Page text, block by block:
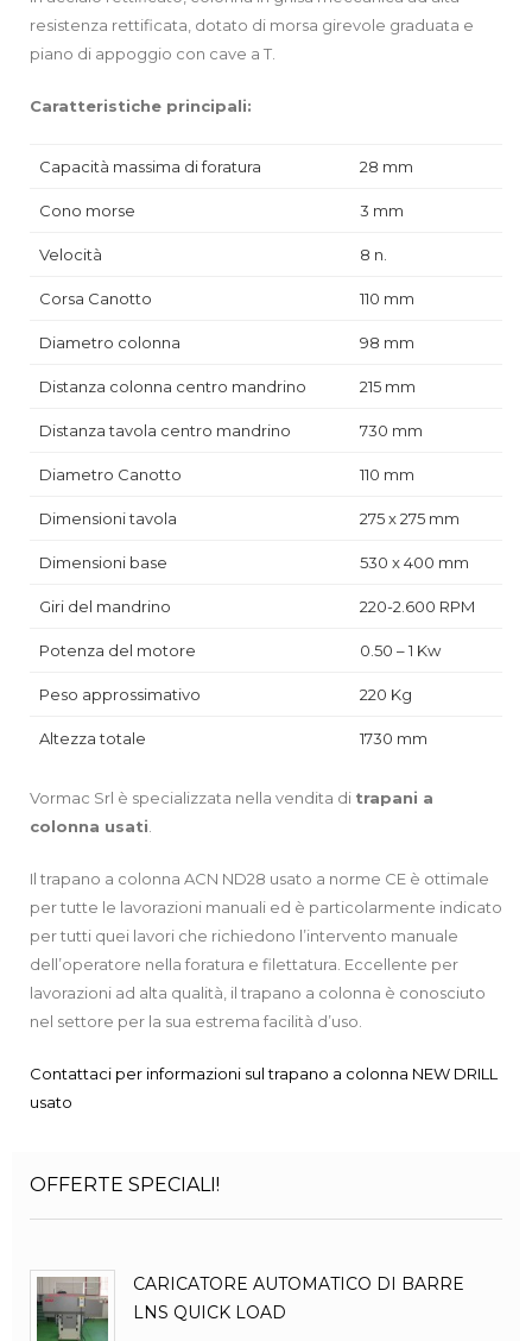
resistenza rettificata, dotato di morsa girevole graduata e
piano di appoggio con cave a T.
Caratteristiche principali:
Capacità massima di foratura 28 mm
Cono morse 3 mm
Velocità 8 n.
Corsa Canotto 110 mm
Diametro colonna 98 mm
Distanza colonna centro mandrino 215 mm
Distanza tavola centro mandrino 730 mm
Diametro Canotto 110 mm
Dimensioni tavola 275 x 275 mm
Dimensioni base 530 x 400 mm
Giri del mandrino 220-2.600 RPM
Potenza del motore 0.50 – 1 Kw
Peso approssimativo 220 Kg
Altezza totale 1730 mm
Vormac Srl è specializzata nella vendita di trapani a
colonna usati
Il trapano a colonna ACN ND28 usato a norme CE è ottimale
per tutte le lavorazioni manuali ed è particolarmente indicato
per tutti quei lavori che richiedono l’intervento manuale
dell’operatore nella foratura e filettatura. Eccellente per
lavorazioni ad alta qualità, il trapano a colonna è conosciuto
nel settore per la sua estrema facilità d’uso.
Contattaci per informazioni sul trapano a colonna NEW DRILL
usato
OFFERTE SPECIALI!
CARICATORE AUTOMATICO DI BARRE
LNS QUICK LOAD